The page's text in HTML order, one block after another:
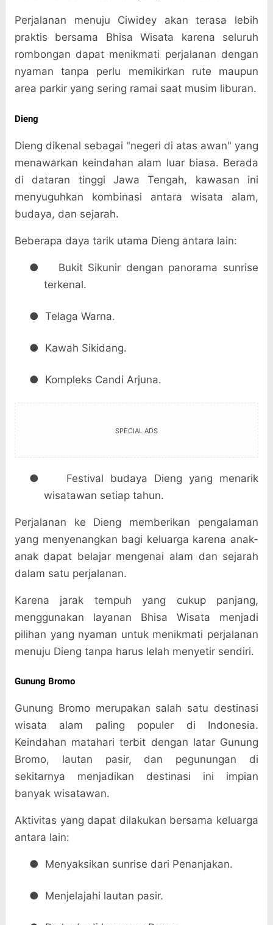
Perjalanan menuju Ciwidey akan terasa lebih
praktis bersama Bhisa Wisata karena seluruh
rombongan dapat menikmati perjalanan dengan
nyaman tanpa perlu memikirkan rute maupun
area parkir yang sering ramai saat musim liburan.
Dieng
Dieng dikenal sebagai "negeri di atas awan" yang
menawarkan keindahan alam luar biasa. Berada
di dataran tinggi Jawa Tengah, kawasan ini
menyuguhkan kombinasi antara wisata alam,
budaya, dan sejarah.
Beberapa daya tarik utama Dieng antara lain:
●
Bukit Sikunir dengan panorama sunrise
terkenal.
● Telaga Warna.
● Kawah Sikidang.
● Kompleks Candi Arjuna.
SPECIAL ADS
●
Festival budaya Dieng yang menarik
wisatawan setiap tahun.
Perjalanan ke Dieng memberikan pengalaman
yang menyenangkan bagi keluarga karena anak-
anak dapat belajar mengenai alam dan sejarah
dalam satu perjalanan.
Karena jarak tempuh yang cukup panjang,
menggunakan layanan Bhisa Wisata menjadi
pilihan yang nyaman untuk menikmati perjalanan
menuju Dieng tanpa harus lelah menyetir sendiri.
Gunung Bromo
Gunung Bromo merupakan salah satu destinasi
wisata alam paling populer di Indonesia.
Keindahan matahari terbit dengan latar Gunung
Bromo, lautan pasir, dan pegunungan di
sekitarnya menjadikan destinasi ini impian
banyak wisatawan.
Aktivitas yang dapat dilakukan bersama keluarga
antara lain:
● Menyaksikan sunrise dari Penanjakan.
● Menjelajahi lautan pasir.